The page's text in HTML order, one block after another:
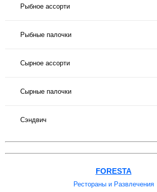
Рыбное ассорти
Рыбные палочки
Сырное ассорти
Сырные палочки
Сэндвич
FORESTA
Рестораны и Развлечения